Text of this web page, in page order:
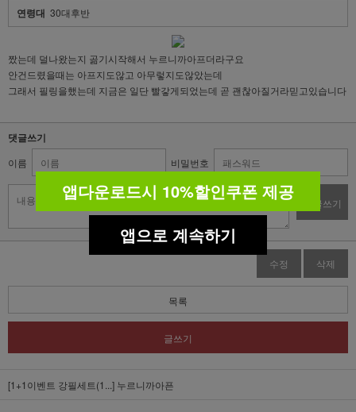
연령대 30대후반
짰는데 덜나왔는지 곪기시작해서 누르니까아프더라구요
안건드렸을때는 아프지도않고 아무렇지도않았는데
그래서 필링을했는데 지금은 일단 빨갛게되었는데 곧 괜찮아질거라믿고있습니다
댓글쓰기
이름 비밀번호
댓글쓰기
수정 삭제
목록
글쓰기
[1+1이벤트 강필세트(1...] 누르니까아픈
앱다운로드시 10%할인쿠폰 제공
앱으로 계속하기